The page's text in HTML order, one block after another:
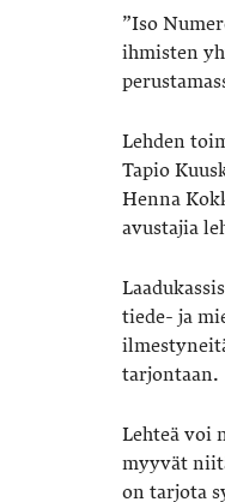
”Iso
ihmisten
Lehden
Tapio
Henna
avustajia
tiede- ja
tarjontaan.
Lehteä voi
myyvät
on tarjota